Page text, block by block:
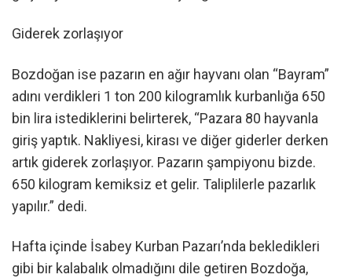
Giderek zorlaşıyor
Bozdoğan ise pazarın en ağır hayvanı olan “Bayram”
adını verdikleri 1 ton 200 kilogramlık kurbanlığa 650
bin lira istediklerini belirterek, “Pazara 80 hayvanla
giriş yaptık. Nakliyesi, kirası ve diğer giderler derken
artık giderek zorlaşıyor. Pazarın şampiyonu bizde.
650 kilogram kemiksiz et gelir. Taliplilerle pazarlık
yapılır.” dedi.
Hafta içinde İsabey Kurban Pazarı’nda bekledikleri
gibi bir kalabalık olmadığını dile getiren Bozdoğa,